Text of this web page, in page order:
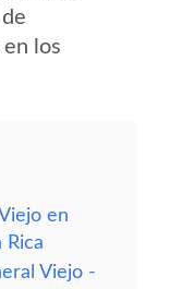
los
en
Rica
Viejo -